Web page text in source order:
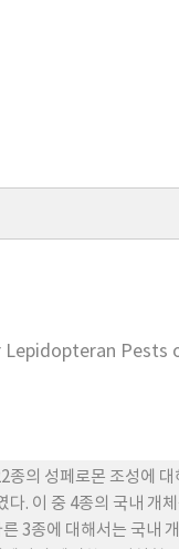
Pests
의 성페로몬 조성에
. 이 중 4종의 국내 개
3종에 대해서는 국내